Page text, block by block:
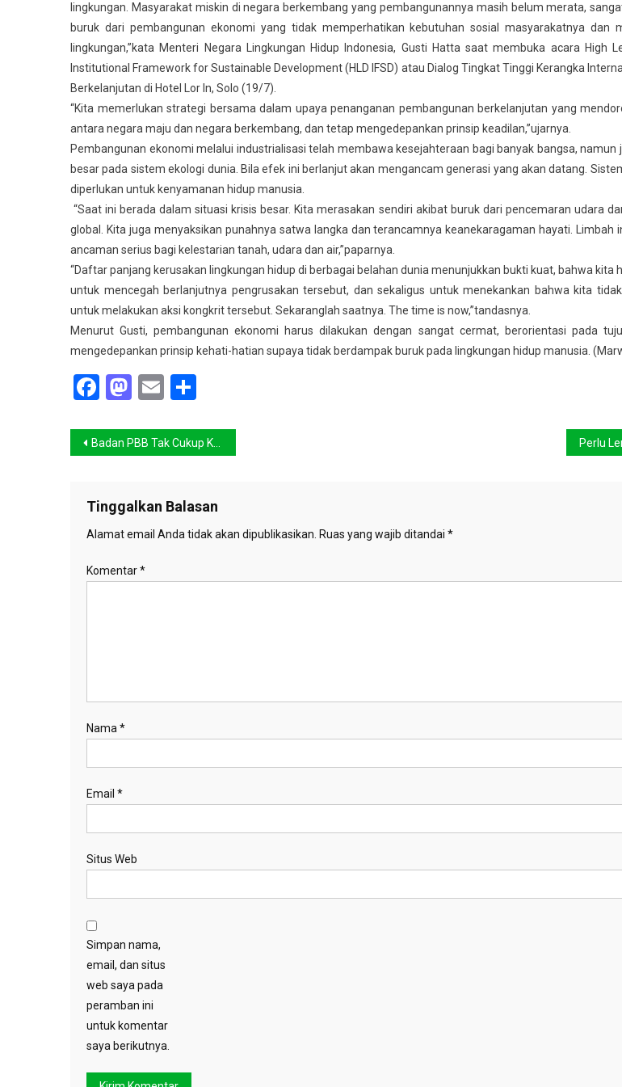
lingkungan. Masyarakat miskin di negara berkembang yang pembangunannya masih belum merata,
buruk dari pembangunan ekonomi yang tidak memperhatikan kebutuhan sosial masyarakatnya dan
lingkungan,”kata Menteri Negara Lingkungan Hidup Indonesia, Gusti Hatta saat membuka acara High
Institutional Framework for Sustainable Development (HLD IFSD) atau Dialog Tingkat Tinggi Kerangka
Berkelanjutan di Hotel Lor In, Solo (19/7).
“Kita memerlukan strategi bersama dalam upaya penanganan pembangunan berkelanjutan yang
antara negara maju dan negara berkembang, dan tetap mengedepankan prinsip keadilan,”ujarnya.
Pembangunan ekonomi melalui industrialisasi telah membawa kesejahteraan bagi banyak bangsa, namun
besar pada sistem ekologi dunia. Bila efek ini berlanjut akan mengancam generasi yang akan datang.
diperlukan untuk kenyamanan hidup manusia.
“Saat ini berada dalam situasi krisis besar. Kita merasakan sendiri akibat buruk dari pencemaran udara
global. Kita juga menyaksikan punahnya satwa langka dan terancamnya keanekaragaman hayati. Limbah
ancaman serius bagi kelestarian tanah, udara dan air,”paparnya.
“Daftar panjang kerusakan lingkungan hidup di berbagai belahan dunia menunjukkan bukti kuat, bahwa kita
untuk mencegah berlanjutnya pengrusakan tersebut, dan sekaligus untuk menekankan bahwa kita
untuk melakukan aksi kongkrit tersebut. Sekaranglah saatnya. The time is now,”tandasnya.
Menurut Gusti, pembangunan ekonomi harus dilakukan dengan sangat cermat, berorientasi pada
mengedepankan prinsip kehati-hatian supaya tidak berdampak buruk pada lingkungan hidup manusia.
Facebook
Mastodon
Email
Navigasi
Badan PBB Tak Cukup Kuat “Ngurus” Lingkungan
Tinggalkan Balasan
Alamat email Anda tidak akan dipublikasikan. Ruas yang wajib ditandai *
Komentar*
Nama *
Email *
Situs Web
Simpan nama,
email, dan situs
web saya pada
peramban ini
untuk komentar
saya berikutnya.